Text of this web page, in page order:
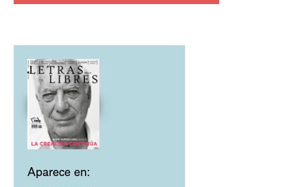
Aparece en: